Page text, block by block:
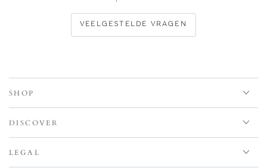
VEELGESTELDE VRAGEN
SHOP
DISCOVER
LEGAL